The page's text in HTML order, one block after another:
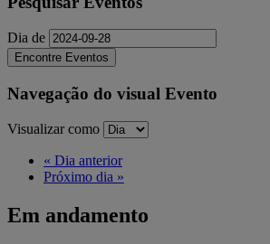
Dia de
Navegação do visual Evento
Visualizar como
« Dia anterior
Próximo dia »
Em andamento